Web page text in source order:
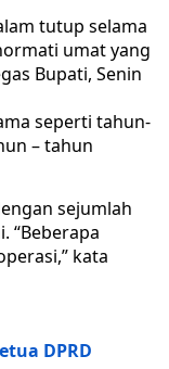
tutup selama
umat yang
Bupati, Senin
seperti tahun-
– tahun
sejumlah
“Beberapa
kata
DPRD